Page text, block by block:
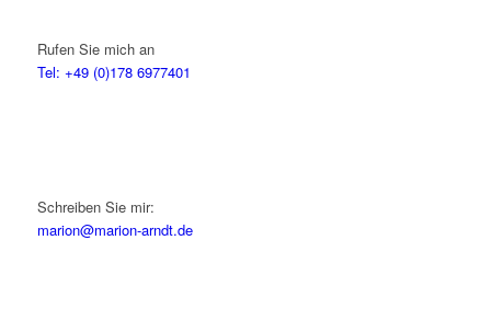
Rufen Sie mich an
Tel: +49 (0)178 6977401
Schreiben Sie mir:
marion@marion-arndt.de